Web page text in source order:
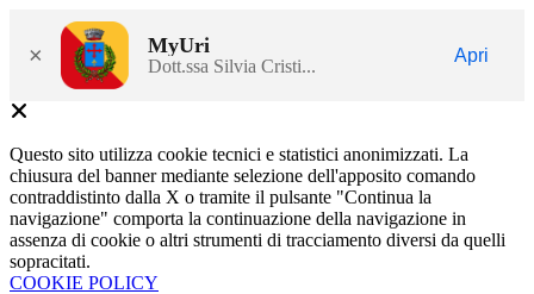
× MyUri
Dott.ssa Silvia Cristi...
Apri
Questo sito utilizza cookie tecnici e statistici anonimizzati. La
chiusura del banner mediante selezione dell'apposito comando
contraddistinto dalla X o tramite il pulsante "Continua la
navigazione" comporta la continuazione della navigazione in
assenza di cookie o altri strumenti di tracciamento diversi da quelli
sopracitati.
COOKIE POLICY